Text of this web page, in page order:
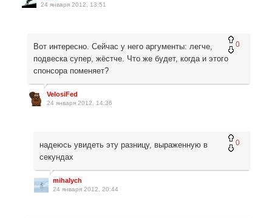
24 января 2012, 13:51
0
Вот интересно. Сейчас у него аргументы: легче,
подвеска супер, жёстче. Что же будет, когда и этого
спонсора поменяет?
VelosiFed
24 января 2012, 14:36
0
надеюсь увидеть эту разницу, выраженную в
секундах
mihalych
24 января 2012, 20:44